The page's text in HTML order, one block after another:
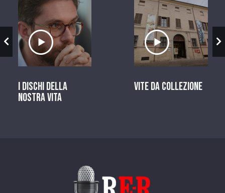
Ascolta il servizio
I dischi della
nostra vita
Ascolta il
Vite da Collezione